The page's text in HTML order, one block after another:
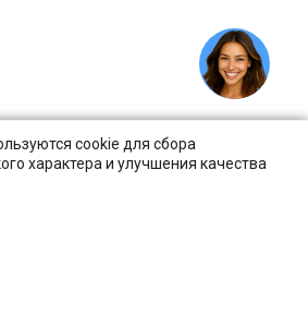
cookie для сбора
характера и улучшения качества